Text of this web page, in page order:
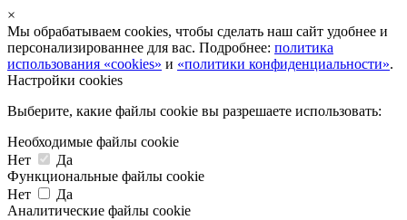
×
Мы обрабатываем cookies, чтобы сделать наш сайт удобнее и
персонализированнее для вас. Подробнее: политика
использования «cookies» и «политики конфиденциальности».
Настройки cookies
Выберите, какие файлы cookie вы разрешаете использовать:
Необходимые файлы cookie
Нет
Да
Функциональные файлы cookie
Нет
Да
Аналитические файлы cookie